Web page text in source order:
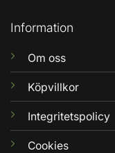
Information
Om oss
Köpvillkor
Integritetspolicy
Cookies